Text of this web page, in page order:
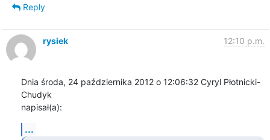
Reply
rysiek 12:10 p.m.
Dnia środa, 24 października 2012 o 12:06:32 Cyryl Płotnicki-
Chudyk
napisał(a):
...